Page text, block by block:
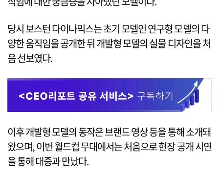
당시 보스턴 다이나믹스는 초기 모델인 연구형 모델의 다
양한 움직임을 공개한 뒤 개발형 모델의 실물 디자인을 처
음 선보였다.
이후 개발형 모델의 동작은 브랜드 영상 등을 통해 소개돼
왔으며, 이번 월드컵 무대에서는 처음으로 현장 공개 시연
을 통해 대중과 만났다.